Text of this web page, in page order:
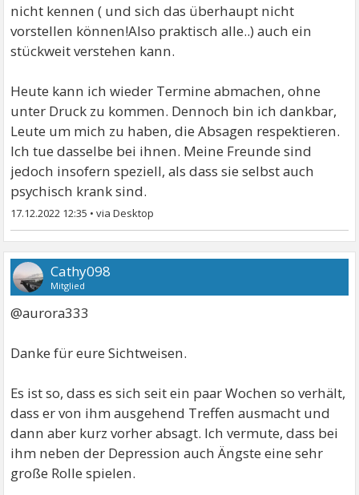
nicht kennen ( und sich das überhaupt nicht
vorstellen können!Also praktisch alle..) auch ein
stückweit verstehen kann.
Heute kann ich wieder Termine abmachen, ohne
unter Druck zu kommen. Dennoch bin ich dankbar,
Leute um mich zu haben, die Absagen respektieren.
Ich tue dasselbe bei ihnen. Meine Freunde sind
jedoch insofern speziell, als dass sie selbst auch
psychisch krank sind.
17.12.2022 12:35 •
Cathy098
Mitglied
@aurora333
Danke für eure Sichtweisen.
Es ist so, dass es sich seit ein paar Wochen so verhält,
dass er von ihm ausgehend Treffen ausmacht und
dann aber kurz vorher absagt. Ich vermute, dass bei
ihm neben der Depression auch Ängste eine sehr
große Rolle spielen.